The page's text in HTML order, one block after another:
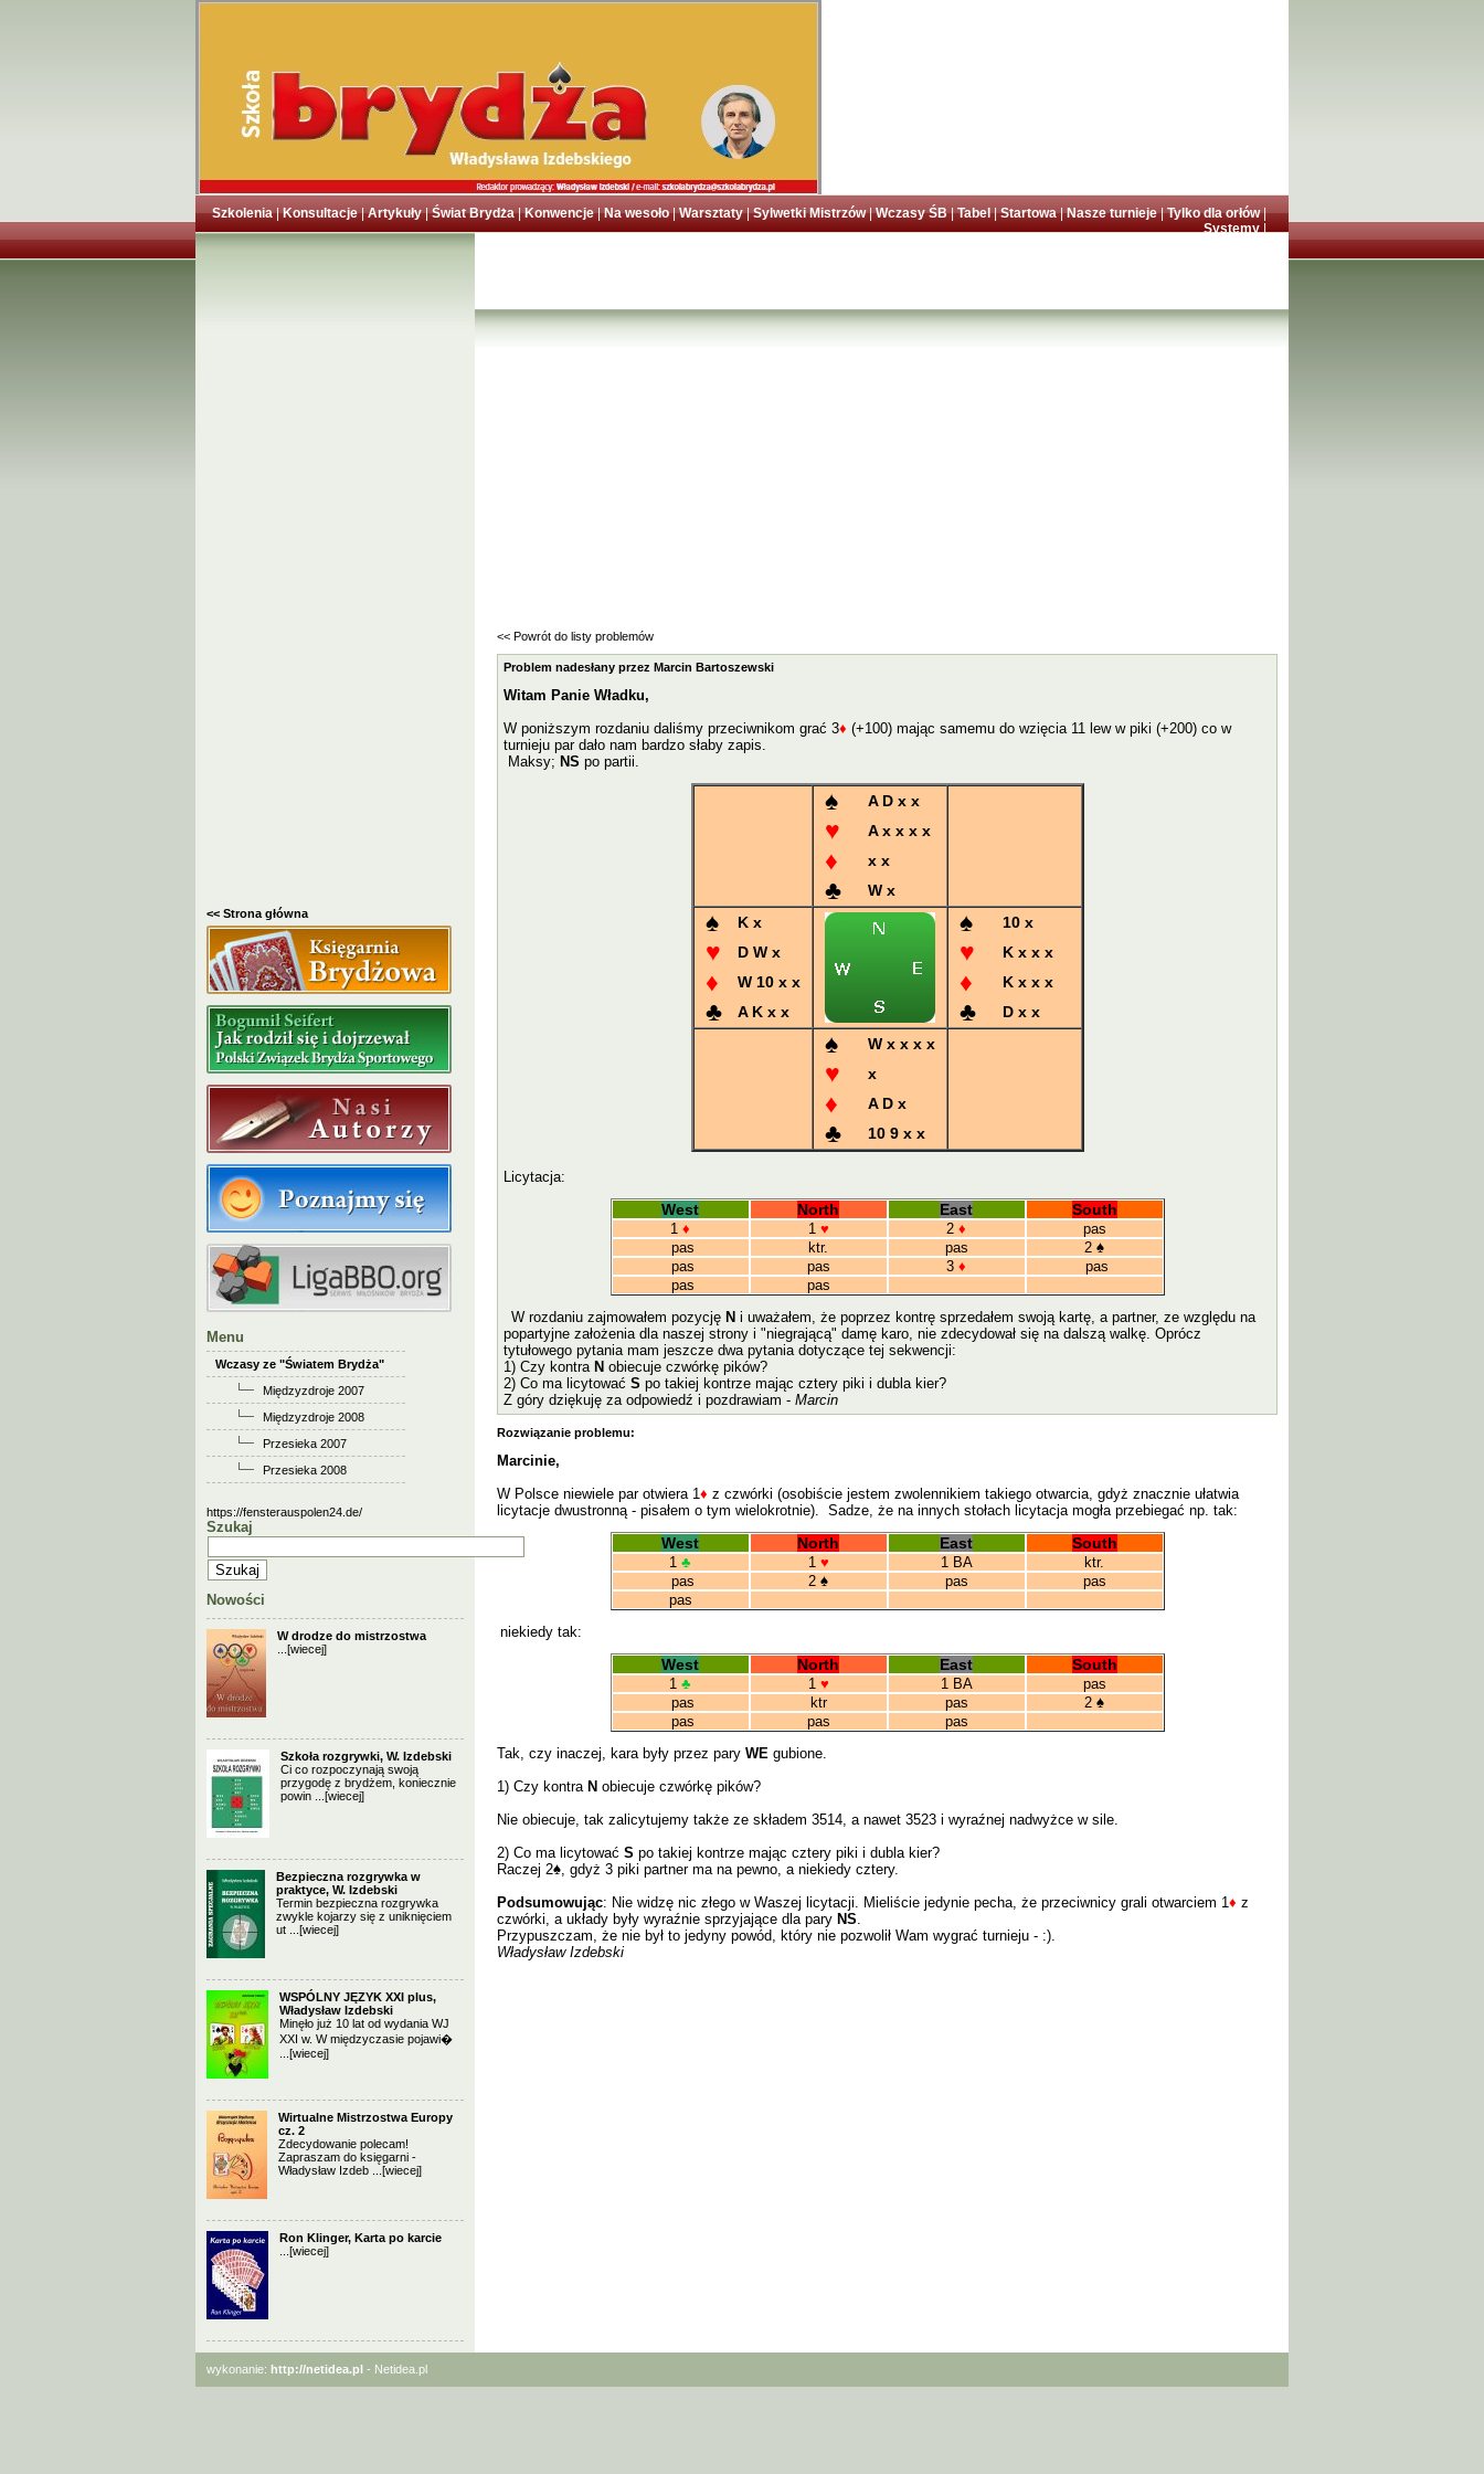
Szkolenia|Konsultacje|Artykuły|Świat Brydża|Konwencje|Na wesoło|Warsztaty|Sylwetki Mistrzów|Wczasy ŚB|Tabel|Startowa|Nasze turnieje|Tylko dla orłów|
Systemy|
<< Strona główna
Menu
Wczasy ze "Światem Brydża"
Międzyzdroje 2007
Międzyzdroje 2008
Przesieka 2007
Przesieka 2008
https://fensterauspolen24.de/
Szukaj
Nowości
W drodze do mistrzostwa
[wiecej]
Szkoła rozgrywki, W. Izdebski
Ci co rozpoczynają swoją
przygodę z brydżem, koniecznie
powin ... [wiecej]
Bezpieczna rozgrywka w
praktyce, W. Izdebski
Termin bezpieczna rozgrywka
zwykle kojarzy się z uniknięciem
ut ... [wiecej]
WSPÓLNY JĘZYK XXI plus,
Władysław Izdebski
Minęło już 10 lat od wydania WJ
XXI w. W międzyczasie pojawi�
[wiecej]
Wirtualne Mistrzostwa Europy
cz. 2
Zdecydowanie polecam!
Zapraszam do księgarni -
Władysław Izdeb ... [wiecej]
Ron Klinger, Karta po karcie
[wiecej]
<< Powrót do listy problemów
Problem nadesłany przez Marcin Bartoszewski
Witam Panie Władku,
W poniższym rozdaniu daliśmy przeciwnikom grać 3♦ (+100) mając samemu do wzięcia 11 lew w piki (+200) co w
turnieju par dało nam bardzo słaby zapis.
Maksy; NS po partii.
♠ A D x x
♥ A x x x x
♦ x x
♣ W x
♠ K x
♥ D W x
♦ W 10 x x
♣ A K x x
♠ 10 x
♥ K x x x
♦ K x x x
♣ D x x
♠ W x x x x
♥ x
♦ A D x
♣ 10 9 x x
Licytacja:
West North East South
1 ♦ 1 ♥ 2 ♦
pas
pas
ktr. pas 2 ♠
pas
pas 3 ♦
pas
pas
pas
W rozdaniu zajmowałem pozycję N i uważałem, że poprzez kontrę sprzedałem swoją kartę, a partner, ze względu na
popartyjne założenia dla naszej strony i "niegrającą" damę karo, nie zdecydował się na dalszą walkę. Oprócz
tytułowego pytania mam jeszcze dwa pytania dotyczące tej sekwencji:
1) Czy kontra N obiecuje czwórkę pików?
2) Co ma licytować S po takiej kontrze mając cztery piki i dubla kier?
Z góry dziękuję za odpowiedź i pozdrawiam - Marcin
Rozwiązanie problemu:
Marcinie,
W Polsce niewiele par otwiera 1♦ z czwórki (osobiście jestem zwolennikiem takiego otwarcia, gdyż znacznie ułatwia
licytacje dwustronną - pisałem o tym wielokrotnie). Sadze, że na innych stołach licytacja mogła przebiegać np. tak:
West North East South
1 ♣ 1 ♥ 1 BA
ktr.
pas
2 ♠ pas
pas
pas
niekiedy tak:
West North East South
1 ♣ 1 ♥ 1 BA
pas
pas
ktr pas 2 ♠
pas
pas
pas
Tak, czy inaczej, kara były przez pary WE gubione.
1) Czy kontra N obiecuje czwórkę pików?
Nie obiecuje, tak zalicytujemy także ze składem 3514, a nawet 3523 i wyraźnej nadwyżce w sile.
2) Co ma licytować S po takiej kontrze mając cztery piki i dubla kier?
Raczej 2♠, gdyż 3 piki partner ma na pewno, a niekiedy cztery.
Podsumowując: Nie widzę nic złego w Waszej licytacji. Mieliście jedynie pecha, że przeciwnicy grali otwarciem 1♦ z
czwórki, a układy były wyraźnie sprzyjające dla pary NS.
Przypuszczam, że nie był to jedyny powód, który nie pozwolił Wam wygrać turnieju - :).
Władysław Izdebski
wykonanie: http://netidea.pl - Netidea.pl